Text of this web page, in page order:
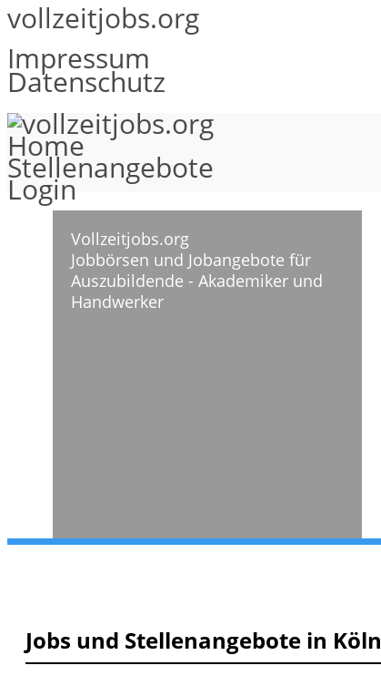
vollzeitjobs.org
Impressum
Datenschutz
Home
Stellenangebote
Login
Vollzeitjobs.org
Jobbörsen und Jobangebote für
Auszubildende - Akademiker und
Handwerker
Jobs und Stellenangebote in Köln